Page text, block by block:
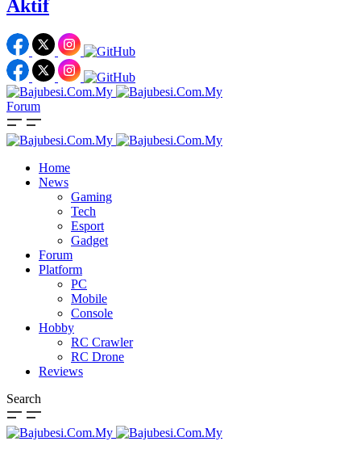
Aktif
Forum
Home
News
Gaming
Tech
Esport
Gadget
Forum
Platform
PC
Mobile
Console
Hobby
RC Crawler
RC Drone
Reviews
Search